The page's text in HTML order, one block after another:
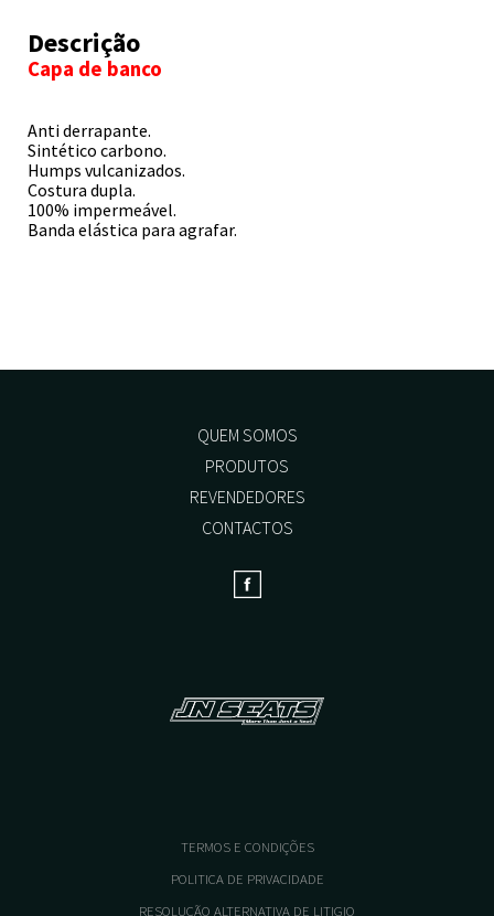
Descrição
Capa de banco
Anti derrapante.
Sintético carbono.
Humps vulcanizados.
Costura dupla.
100% impermeável.
Banda elástica para agrafar.
QUEM SOMOS
PRODUTOS
REVENDEDORES
CONTACTOS
TERMOS E CONDIÇÕES
POLITICA DE PRIVACIDADE
RESOLUÇÃO ALTERNATIVA DE LITIGIO